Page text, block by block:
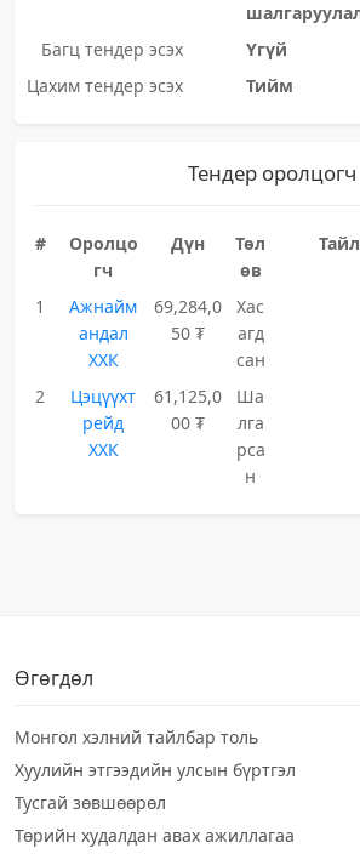
Багц тендер эсэх
Үгүй
Цахим тендер эсэх
Тийм
Тендер оролцогч
#
Оролцо
гч
Дүн
Төл
өв
1
Ажнайм
андал
ХХК
69,284,0
50 ₮
Хас
агд
сан
2
Цэцүүхт
рейд
ХХК
61,125,0
00 ₮
Ша
лга
рса
н
Өгөгдөл
Монгол хэлний тайлбар толь
Хуулийн этгээдийн улсын бүртгэл
Тусгай зөвшөөрөл
Төрийн худалдан авах ажиллагаа